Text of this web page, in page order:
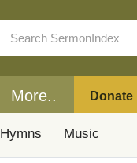
More.. Donate
Hymns Music